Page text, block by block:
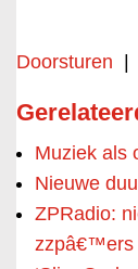
Doorsturen
Muziek als
Nieuwe
ZPRadio:
zzpâ€™ers